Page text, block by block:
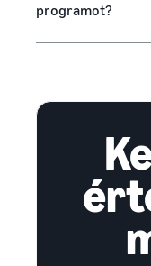
programot?